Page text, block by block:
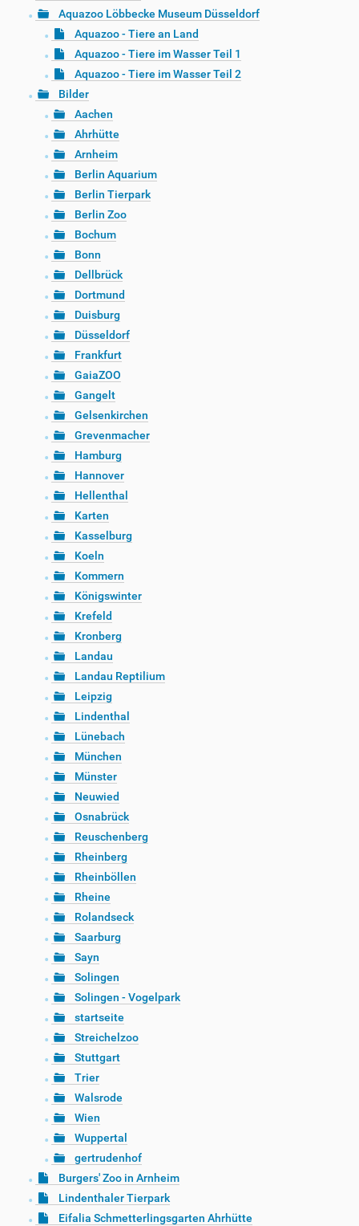
Aquazoo Löbbecke Museum Düsseldorf
Aquazoo - Tiere an Land
Aquazoo - Tiere im Wasser Teil 1
Aquazoo - Tiere im Wasser Teil 2
Bilder
Aachen
Ahrhütte
Arnheim
Berlin Aquarium
Berlin Tierpark
Berlin Zoo
Bochum
Bonn
Dellbrück
Dortmund
Duisburg
Düsseldorf
Frankfurt
GaiaZOO
Gangelt
Gelsenkirchen
Grevenmacher
Hamburg
Hannover
Hellenthal
Karten
Kasselburg
Koeln
Kommern
Königswinter
Krefeld
Kronberg
Landau
Landau Reptilium
Leipzig
Lindenthal
Lünebach
München
Münster
Neuwied
Osnabrück
Reuschenberg
Rheinberg
Rheinböllen
Rheine
Rolandseck
Saarburg
Sayn
Solingen
Solingen - Vogelpark
startseite
Streichelzoo
Stuttgart
Trier
Walsrode
Wien
Wuppertal
gertrudenhof
Burgers' Zoo in Arnheim
Lindenthaler Tierpark
Eifalia Schmetterlingsgarten Ahrhütte